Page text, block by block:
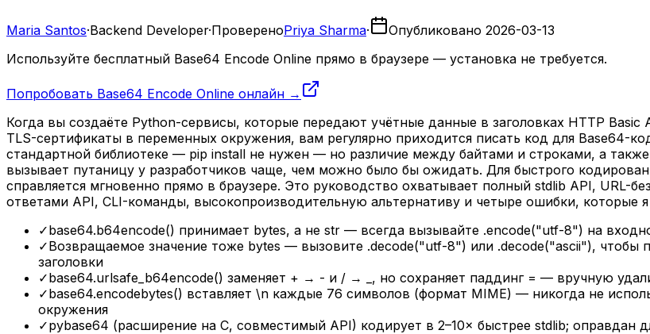
Maria Santos·Backend Developer·ПровереноPriya Sharma· Опубликовано 2026-03-13
Используйте бесплатный Base64 Encode Online прямо в браузере — установка не требуется.
Попробовать Base64 Encode Online онлайн →
Когда вы создаёте Python-сервисы, которые передают учётные данные в заголовках HTTP
TLS-сертификаты в переменных окружения, вам регулярно приходится писать код для Base64-
стандартной библиотеке — pip install не нужен — но различие между байтами и строками, а
вызывает путаницу у разработчиков чаще, чем можно было бы ожидать. Для быстрого
справляется мгновенно прямо в браузере. Это руководство охватывает полный stdlib API, URL-
ответами API, CLI-команды, высокопроизводительную альтернативу и четыре ошибки, которые
✓base64.b64encode() принимает bytes, а не str — всегда вызывайте .encode("utf-8") на
✓Возвращаемое значение тоже bytes — вызовите .decode("utf-8") или .decode("ascii"), чтобы
заголовки
✓base64.urlsafe_b64encode() заменяет + → - и / → _, но сохраняет паддинг = — вручную
✓base64.encodebytes() вставляет \n каждые 76 символов (формат MIME) — никогда не
окружения
✓pybase64 (расширение на C, совместимый API) кодирует в 2–10× быстрее stdlib;